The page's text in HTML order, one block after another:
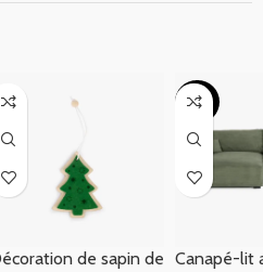
de sapin de
-40%
Canapé-lit